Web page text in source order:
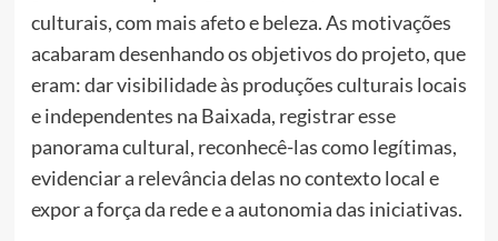
culturais, com mais afeto e beleza. As motivações
acabaram desenhando os objetivos do projeto, que
eram: dar visibilidade às produções culturais locais
e independentes na Baixada, registrar esse
panorama cultural, reconhecê-las como legítimas,
evidenciar a relevância delas no contexto local e
expor a força da rede e a autonomia das iniciativas.